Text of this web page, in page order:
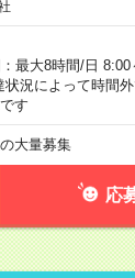
最大8時間/日
況によって時間
す
大量募集
応